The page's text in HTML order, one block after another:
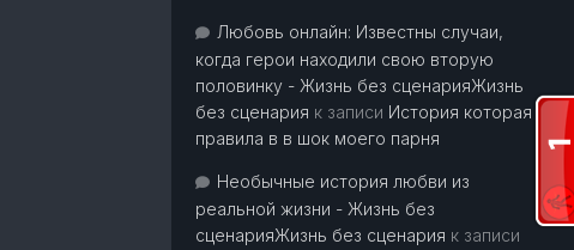
Любовь онлайн: Известны случаи,
когда герои находили свою вторую
половинку - Жизнь без сценарияЖизнь
без сценария к записи История которая
правила в в шок моего парня
Необычные история любви из
реальной жизни - Жизнь без
сценарияЖизнь без сценария к записи